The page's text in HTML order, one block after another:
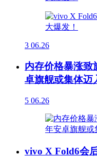
3 06.26
内存价格暴涨致
卓旗舰或集体迈
5 06.26
vivo X Fold6会